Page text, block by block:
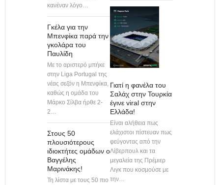
κανέναν λόγο…
Γκέλα για την
Μπενφίκα παρά την
γκολάρα του
Παυλίδη
Με το αριστερό μπήκε
στην Liga Portugal της
νέας σεζόν η Μπενφίκα,
καθώς η ομάδα του
Μάρκο Σίλβα ήρθε 2-
2…
Στους 50
πλουσιότερους
ιδιοκτήτες ομάδων ο
Βαγγέλης
Μαρινάκης!
Τη λίστα με τους 50 πιο
Γιατί η φανέλα του
Σαλάχ στην Τουρκία
έγινε viral στην
Ελλάδα!
Είναι αλήθεια πως
ελάχιστοι πίστευαν πως
φεύγοντας από την
Λίβερπουλ και τα
μεγαλεία της Πρέμιερ
Λιγκ που κοσμούσε με
την…